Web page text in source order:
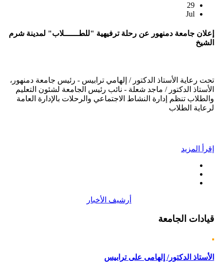
29
Jul
إعلان جامعة دمنهور عن رحلة ترفيهية "للطــــــلاب" لمدينة شرم
الشيخ
تحت رعاية الأستاذ الدكتور / إلهامي ترابيس - رئيس جامعة دمنهور،
الأستاذ الدكتور / ماجد شعلة - نائب رئيس الجامعة لشئون التعليم
والطلاب تنظم إدارة النشاط الاجتماعي والرحلات بالإدارة العامة
لرعاية الطلاب
إقرأ المزيد
أرشيف الأخبار
قيادات الجامعة
الأستاذ الدكتور/ إلهامى على ترابيس